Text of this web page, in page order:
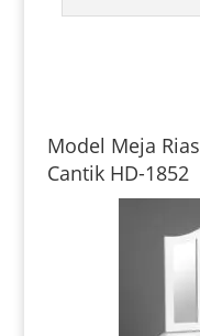
Model Meja
Cantik HD-1852